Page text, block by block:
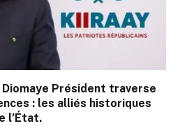
Président traverse
: les alliés historiques
l’État.